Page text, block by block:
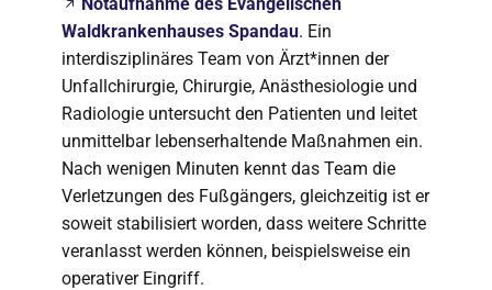
Waldkrankenhauses Spandau. Ein
interdisziplinäres Team von Ärzt*innen der
Unfallchirurgie, Chirurgie, Anästhesiologie und
Radiologie untersucht den Patienten und leitet
unmittelbar lebenserhaltende Maßnahmen ein.
Nach wenigen Minuten kennt das Team die
Verletzungen des Fußgängers, gleichzeitig ist er
soweit stabilisiert worden, dass weitere Schritte
veranlasst werden können, beispielsweise ein
operativer Eingriff.